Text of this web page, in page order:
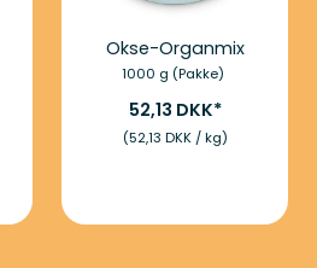
Okse-Organmix
1000 g (Pakke)
52,13 DKK
(52,13 DKK / kg)